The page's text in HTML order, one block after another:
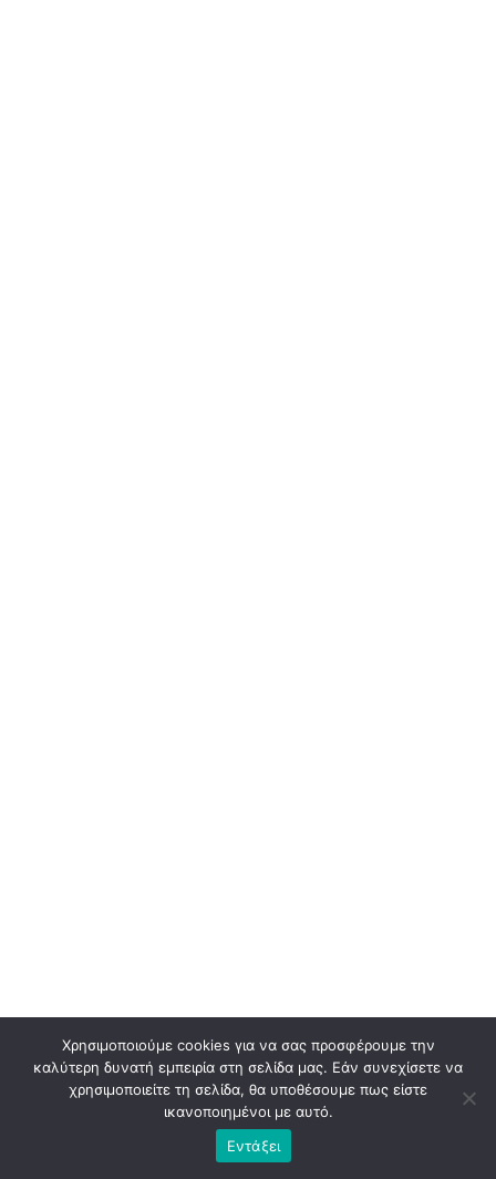
Χρησιμοποιούμε cookies για να σας προσφέρουμε την
καλύτερη δυνατή εμπειρία στη σελίδα μας. Εάν συνεχίσετε να
χρησιμοποιείτε τη σελίδα, θα υποθέσουμε πως είστε
ικανοποιημένοι με αυτό.
Εντάξει